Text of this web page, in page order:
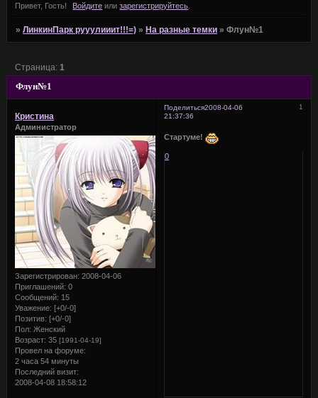
Привет, Гость! Войдите илизарегистрируйтесь
»ЛинкинПарк рууулииит!!!=) »На разные темки »Флун№1
Флун№1
Страница: 1
Поделиться 1
2008-04-06
21:37:36
Кристина
Администратор
Зарегистрирован: 2008-04-06
Приглашений: 0
Сообщений: 15
Уважение: [+0/-0]
Позитив: [+0/-0]
Пол: Женский
Возраст: 35 [1991-04-19]
Провел на форуме:
2 часа 54 минуты
Последний визит:
2008-04-08 18:58:12
Стартуме!
0